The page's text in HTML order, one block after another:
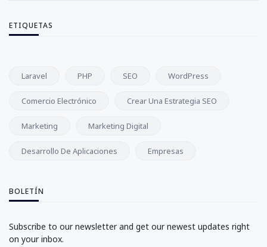
ETIQUETAS
Laravel PHP SEO WordPress
Comercio Electrónico Crear Una Estrategia SEO
Marketing Marketing Digital
Desarrollo De Aplicaciones Empresas
BOLETÍN
Subscribe to our newsletter and get our newest updates right
on your inbox.